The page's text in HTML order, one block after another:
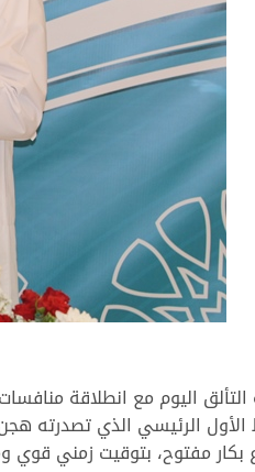
التألق اليوم مع انطلاقة
الأول الرئيسي الذي تصدرته
مفتوح، بتوقيت زمني قوي ومميز قدره